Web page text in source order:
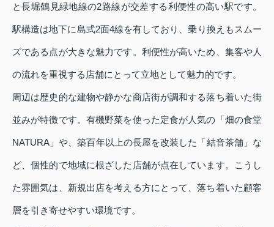
と長堀鶴見緑地線の2路線が交差する利便性の高い駅です。
駅構造は地下に島式2面4線を有しており、乗り換えもスムー
ズである点が大きな魅力です。利便性が高いため、集客や人
の流れを重視する店舗にとって立地として魅力的です。
周辺は歴史的な建物や静かな商店街が調和する落ち着いた街
並みが特徴です。有機野菜を使った定食が人気の「畑の食堂
NATURA」や、築百年以上の長屋を改装した「結音茶舗」な
ど、個性的で地域に根ざした店舗が点在しています。こうし
た雰囲気は、新規出店を考える方にとって、落ち着いた顧客
層を引き寄せやすい環境です。